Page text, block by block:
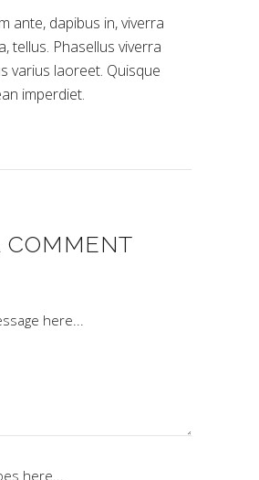
ante, dapibus in, viverra
tellus. Phasellus viverra
varius laoreet. Quisque
imperdiet.
COMMENT